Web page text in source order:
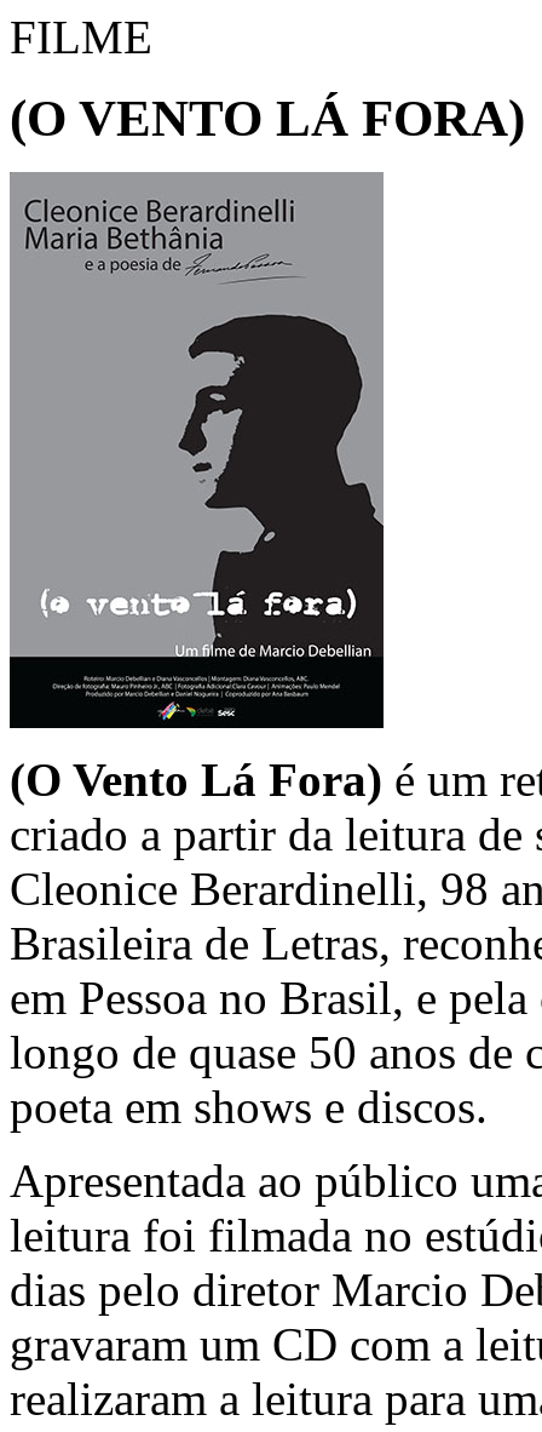
FILME
(O VENTO LÁ FORA)
(O Vento Lá Fora) é um
criado a partir da leitura de
Cleonice Berardinelli, 98
Brasileira de Letras,
em Pessoa no Brasil, e
longo de quase 50 anos
poeta em shows e discos.
Apresentada ao público
leitura foi filmada no
dias pelo diretor Marcio
gravaram um CD com a
realizaram a leitura para